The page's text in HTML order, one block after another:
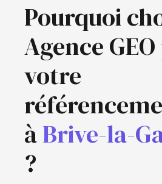
Pourquoi
Agence
votre
àBrive-la-
?